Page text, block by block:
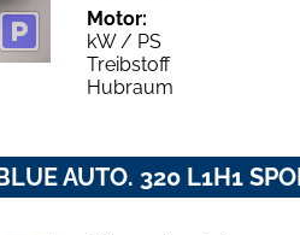
Motor:
kW / PS
Treibstoff
Hubraum
AUTO. 320 L1H1